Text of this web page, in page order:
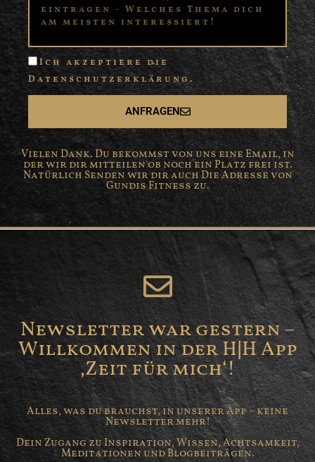
Ich akzeptiere die
Datenschutzerklärung.
ANFRAGEN
Vielen Dank. Du bekommst von uns eine Email, in
der wir dir mitteilen ob noch ein Platz frei ist.
Natürlich Senden wir dir auch Die Adresse von
Gundis Fitness zu.
Newsletter war gestern –
Willkommen in der H|H App
‚Zeit für mich‘!
Alles, was du brauchst, in unserer App – keine
Newsletter mehr!
Dein Zugang zu Inspiration, Wissen, Achtsamkeit,
Meditationen und Blogbeiträgen.